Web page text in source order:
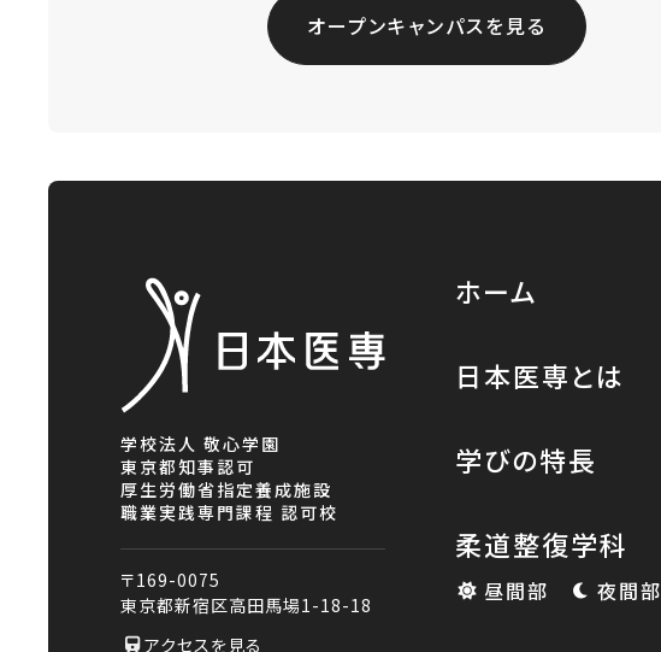
オープンキャンパスを見る
学校法人 敬心学園
東京都知事認可
厚生労働省指定養成施設
職業実践専門課程 認可校
〒169-0075
東京都新宿区高田馬場1-18-18
アクセスを見る
ホーム
日本医専とは
学びの特長
柔道整復学科
昼間部 夜間部